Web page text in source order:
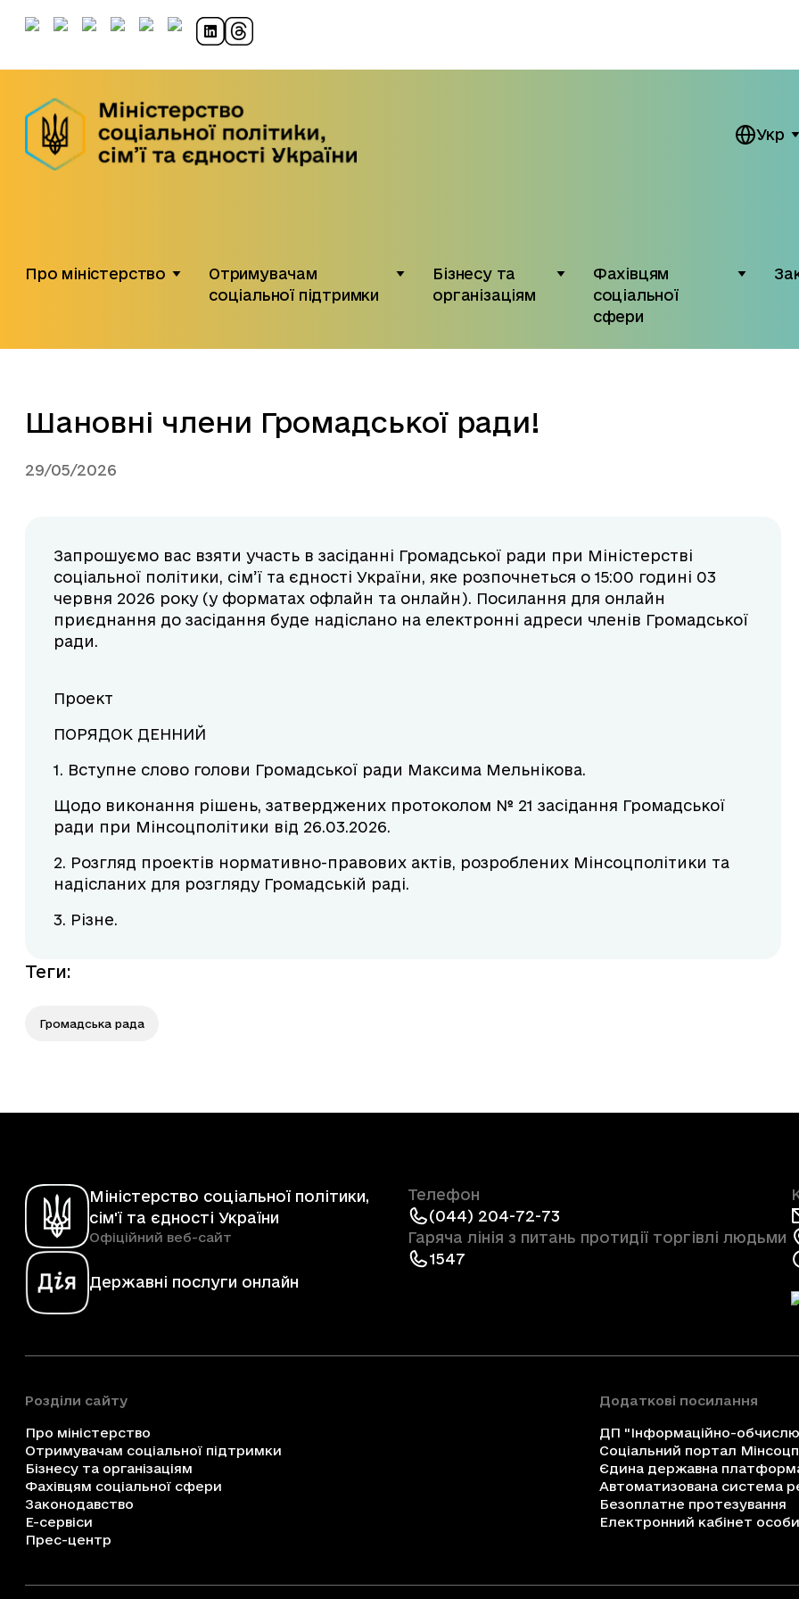
Укр
Про міністерство
Отримувачам
соціальної підтримки
Бізнесу та
організаціям
Фахівцям
соціальної
сфери
Шановні члени Громадської ради!
29/05/2026
Запрошуємо вас взяти участь в засіданні Громадської ради при Міністерстві
соціальної політики, сім’ї та єдності України, яке розпочнеться о 15:00 годині 03
червня 2026 року (у форматах офлайн та онлайн). Посилання для онлайн
приєднання до засідання буде надіслано на електронні адреси членів Громадської
ради.
Проект
ПОРЯДОК ДЕННИЙ
1. Вступне слово голови Громадської ради Максима Мельнікова.
Щодо виконання рішень, затверджених протоколом № 21 засідання Громадської
ради при Мінсоцполітики від 26.03.2026.
2. Розгляд проектів нормативно-правових актів, розроблених Мінсоцполітики та
надісланих для розгляду Громадській раді.
3. Різне.
Теги:
Громадська рада
Міністерство соціальної політики,
сім'ї та єдності України
Офіційний веб-сайт
Державні послуги онлайн
Телефон
(044) 204-72-73
Гаряча лінія з питань протидії торгівлі людьми
1547
Розділи сайту
Про міністерство
Отримувачам соціальної підтримки
Бізнесу та організаціям
Фахівцям соціальної сфери
Законодавство
Е-сервіси
Прес-центр
Додаткові посилання
ДП "Інформаційно-
Соціальний портал
Єдина державна
Автоматизована система
Безоплатне протезування
Електронний кабінет особи